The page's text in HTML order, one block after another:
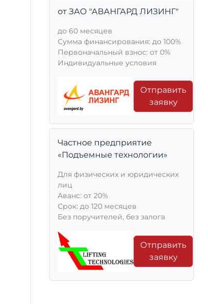
от ЗАО "АВАНГАРД ЛИЗИНГ"
до 60 месяцев
Сумма финансирования: до 100%
Первоначальный взнос: от 0%
Индивидуальные условия
Отправить
заявку
Частное предприятие
«Подъемные технологии»
Для физических и юридических
лиц
Aванс: от 20%
Срок: до 120 месяцев
Без поручителей, без залога
Отправить
заявку